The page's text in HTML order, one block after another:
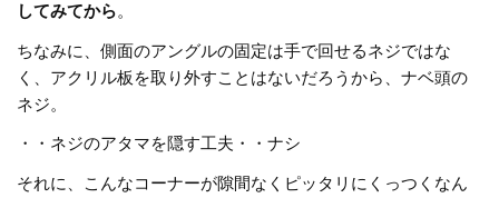
してみてから。
ちなみに、側面のアングルの固定は手で回せるネジではな
く、アクリル板を取り外すことはないだろうから、ナベ頭の
ネジ。
・・ネジのアタマを隠す工夫・・ナシ
それに、こんなコーナーが隙間なくピッタリにくっつくなん